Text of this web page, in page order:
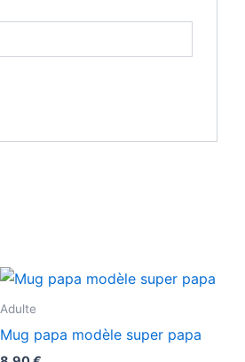
Adulte
Mug papa modèle super papa